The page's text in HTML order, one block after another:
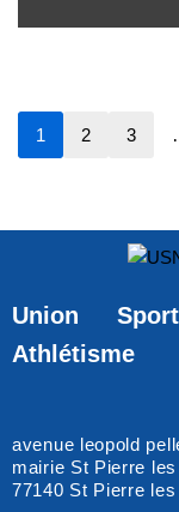
1 2 3
Union
Athlétisme
avenue leopold
mairie St Pierre
77140 St Pierre